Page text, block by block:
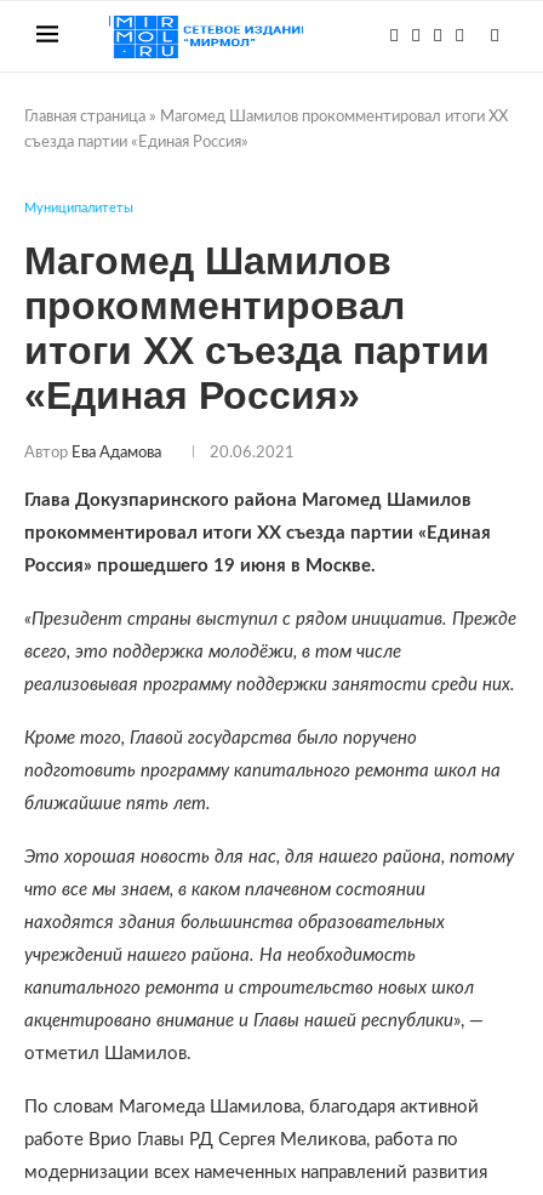
Главная страница » Магомед Шамилов прокомментировал итоги XX
съезда партии «Единая Россия»
Муниципалитеты
Магомед Шамилов
прокомментировал
итоги XX съезда партии
«Единая Россия»
Автор Ева Адамова 20.06.2021
Глава Докузпаринского района Магомед Шамилов
прокомментировал итоги XX съезда партии «Единая
Россия» прошедшего 19 июня в Москве.
«Президент страны выступил с рядом инициатив. Прежде
всего, это поддержка молодёжи, в том числе
реализовывая программу поддержки занятости среди них.
Кроме того, Главой государства было поручено
подготовить программу капитального ремонта школ на
ближайшие пять лет.
Это хорошая новость для нас, для нашего района, потому
что все мы знаем, в каком плачевном состоянии
находятся здания большинства образовательных
учреждений нашего района. На необходимость
капитального ремонта и строительство новых школ
акцентировано внимание и Главы нашей республики», —
отметил Шамилов.
По словам Магомеда Шамилова, благодаря активной
работе Врио Главы РД Сергея Меликова, работа по
модернизации всех намеченных направлений развития